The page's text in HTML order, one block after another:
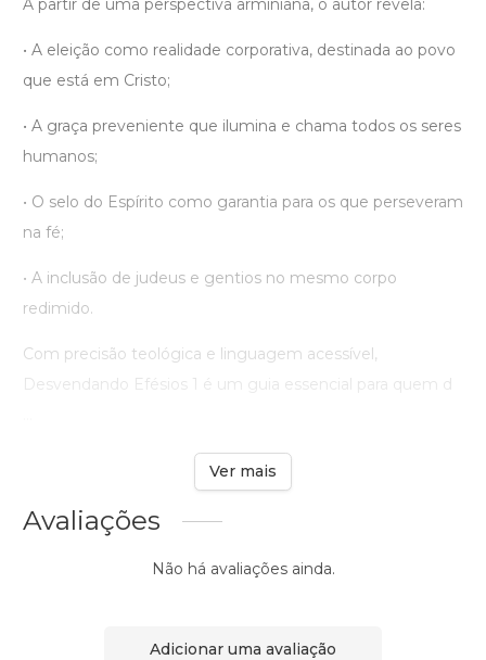
A partir de uma perspectiva arminiana, o autor revela:
• A eleição como realidade corporativa, destinada ao povo
que está em Cristo;
• A graça preveniente que ilumina e chama todos os seres
humanos;
• O selo do Espírito como garantia para os que perseveram
na fé;
• A inclusão de judeus e gentios no mesmo corpo
redimido.
Com precisão teológica e linguagem acessível,
Desvendando Efésios 1 é um guia essencial para quem d
Ver mais
Avaliações
Não há avaliações ainda.
Adicionar uma avaliação